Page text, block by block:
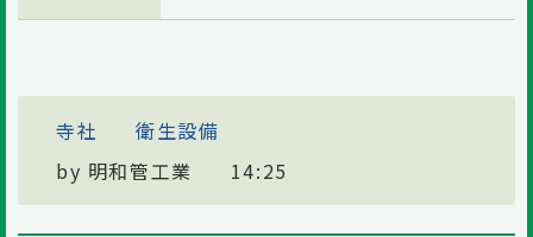
寺社
衛生設備
by 明和管工業 14:25